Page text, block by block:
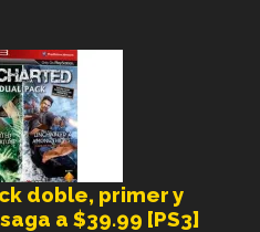
doble, primer y
a $39.99 [PS3]